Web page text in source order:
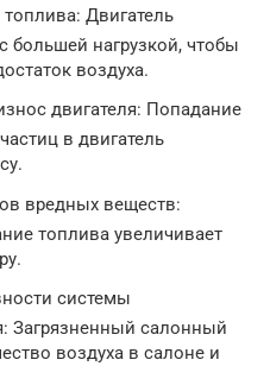
Двигатель
большей нагрузкой, чтобы
воздуха.
двигателя: Попадание
в двигатель
вредных веществ:
топлива увеличивает
системы
Загрязненный салонный
воздуха в салоне и